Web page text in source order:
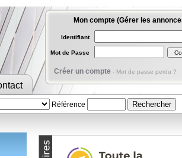
Mon compte (Gérer les
Identifiant
Mot de Passe
Créer un compte - Mot de passe perdu ?
Référence